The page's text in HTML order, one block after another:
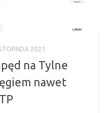
2021
na Tylne
nawet